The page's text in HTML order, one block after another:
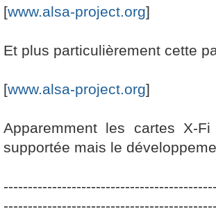
[www.alsa-project.org]
Et plus particulièrement cette
[www.alsa-project.org]
Apparemment les cartes X-
supportée mais le